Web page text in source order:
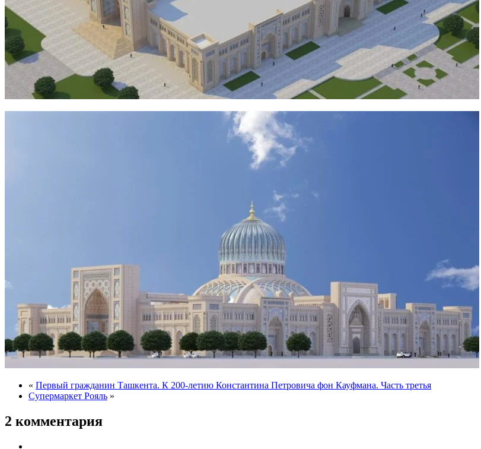
« Первый гражданин Ташкента. К 200-летию Константина Петровича фон Кауфмана. Часть третья
Супермаркет Рояль »
2 комментария